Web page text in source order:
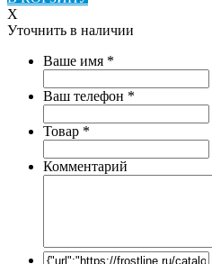
X
Уточнить в наличии
Ваше имя *
Ваш телефон *
Товар *
Комментарий